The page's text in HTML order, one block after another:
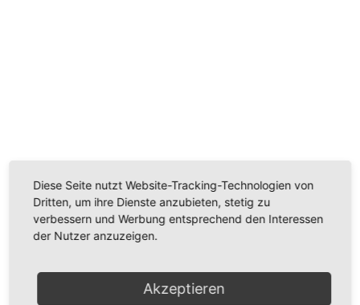
zu Ihren Aktivitäten sammeln. Bitte lesen Sie die Details
durch und stimmen Sie der Nutzung des Service zu,
um dieses Video anzusehen.
Diese Seite nutzt Website-Tracking-Technologien von
Dritten, um ihre Dienste anzubieten, stetig zu
verbessern und Werbung entsprechend den Interessen
der Nutzer anzuzeigen.
Akzeptieren